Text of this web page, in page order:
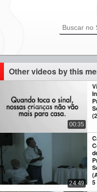
Other videos by this
00:35
5
24:49